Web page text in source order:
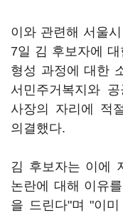
이와 관련해 서울
7일 김 후보자에
형성 과정에 대한
서민주거복지와
사장의 자리에 적
의결했다.
김 후보자는 이에
논란에 대해 이유
을 드린다"며 "이